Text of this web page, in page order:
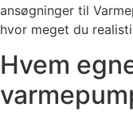
ansøgninger til
hvor meget du
Hvem